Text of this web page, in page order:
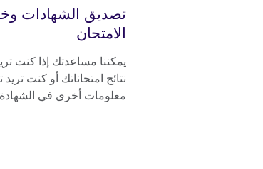
تصديق الشهادات
الامتحان
يمكننا مساعدتك إذا كنت
نتائج امتحاناتك أو كنت
معلومات أخرى في